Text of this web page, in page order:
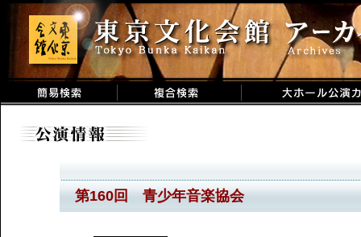
第160回 青少年音楽協会